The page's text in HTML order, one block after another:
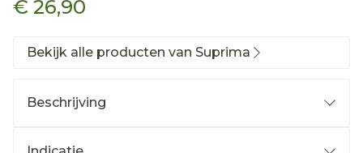
€ 26,90
Bekijk alle producten van Suprima
Beschrijving